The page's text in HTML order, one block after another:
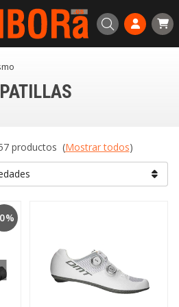
Buscar
productos (Mostrar todos)